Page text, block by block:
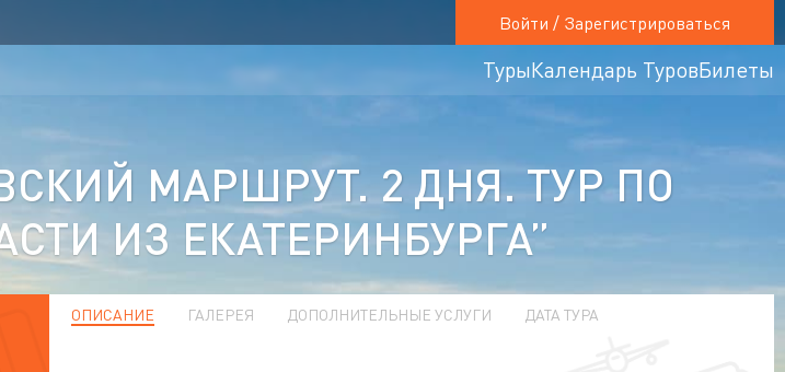
Войти / Зарегистрироваться
ТурыКалендарь ТуровБилеты
МАРШРУТ. 2 ДНЯ. ТУР ПО
ИЗ ЕКАТЕРИНБУРГА”
ОПИСАНИЕ ГАЛЕРЕЯ ДОПОЛНИТЕЛЬНЫЕ УСЛУГИ ДАТА ТУРА